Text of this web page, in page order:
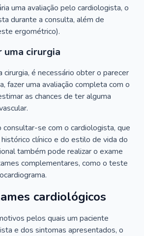
uma avaliação pelo cardiologista, o
durante a consulta, além de
ergométrico).
uma cirurgia
cirurgia, é necessário obter o parecer
fazer uma avaliação completa com o
as chances de ter alguma
consultar-se com o cardiologista, que
clínico e do estilo de vida do
também pode realizar o exame
complementares, como o teste
cardiológicos
pelos quais um paciente
e dos sintomas apresentados, o